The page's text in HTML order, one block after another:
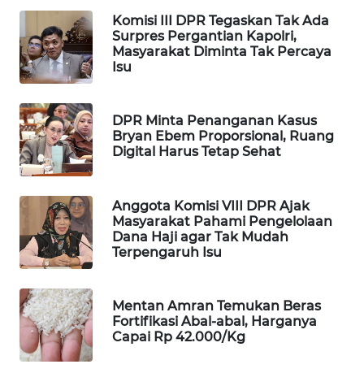
Komisi III DPR Tegaskan Tak Ada
Surpres Pergantian Kapolri,
Masyarakat Diminta Tak Percaya
Isu
DPR Minta Penanganan Kasus
Bryan Ebem Proporsional, Ruang
Digital Harus Tetap Sehat
Anggota Komisi VIII DPR Ajak
Masyarakat Pahami Pengelolaan
Dana Haji agar Tak Mudah
Terpengaruh Isu
Mentan Amran Temukan Beras
Fortifikasi Abal-abal, Harganya
Capai Rp 42.000/Kg
TV
WAHANANEWS
ID
WAHANANEWS
CO ID
WAHANANEWS
WAHANA
SPORT
WAHANA
UMKM
WAHANA